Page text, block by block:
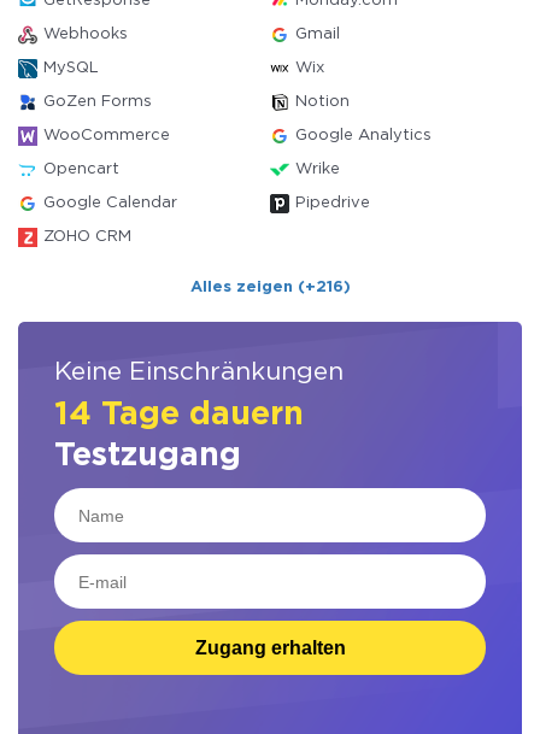
Webhooks Gmail
MySQL Wix
GoZen Forms Notion
WooCommerce Google Analytics
Opencart Wrike
Google Calendar Pipedrive
ZOHO CRM
Alles zeigen (+216)
Keine Einschränkungen
14 Tage dauern
Testzugang
Zugang erhalten